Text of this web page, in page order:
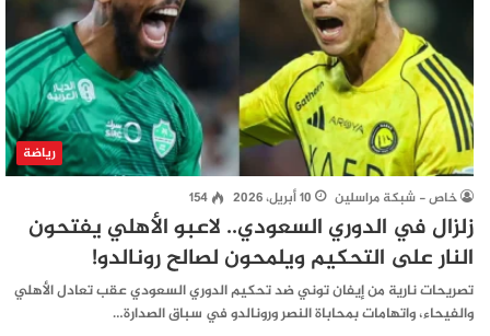
رياضة
خاص - شبكة مراسلين 10 أبريل، 2026 154
زلزال في الدوري السعودي.. لاعبو الأهلي يفتحون
النار على التحكيم ويلمحون لصالح رونالدو!
تصريحات نارية من إيفان توني ضد تحكيم الدوري السعودي عقب تعادل الأهلي
والفيحاء، واتهامات بمحاباة النصر ورونالدو في سباق الصدارة…